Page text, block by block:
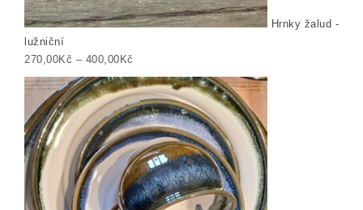
Hrnky žalud -
lužniční
270,00Kč – 400,00Kč